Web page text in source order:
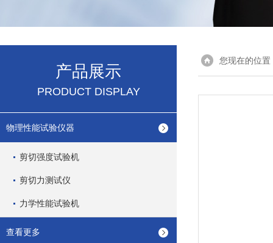
产品展示
PRODUCT DISPLAY
物理性能试验仪器
剪切强度试验机
剪切力测试仪
力学性能试验机
查看更多
您现在的位置